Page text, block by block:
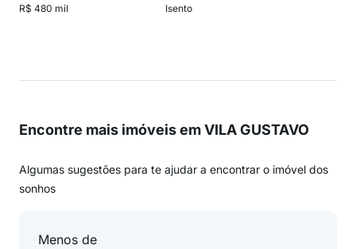
R$ 480 mil Isento
Encontre mais imóveis em VILA GUSTAVO
Algumas sugestões para te ajudar a encontrar o imóvel dos
sonhos
Menos de